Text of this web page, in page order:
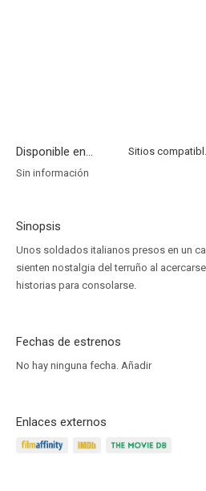
Disponible en...
Sin información
Sinopsis
Unos soldados italianos presos en un
sienten nostalgia del terruño al
historias para consolarse.
Fechas de estrenos
No hay ninguna fecha. Añadir
Enlaces externos